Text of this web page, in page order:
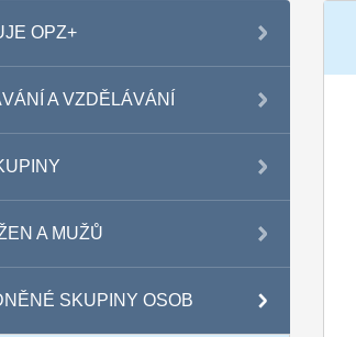
OPZ+
A VZDĚLÁVÁNÍ
A MUŽŮ
SKUPINY OSOB